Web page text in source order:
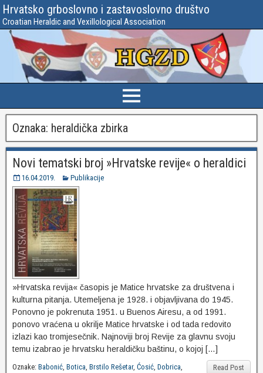
Hrvatsko grboslovno i zastavoslovno društvo
Croatian Heraldic and Vexillological Association
Oznaka: heraldička zbirka
Novi tematski broj »Hrvatske revije« o heraldici
16.04.2019. Publikacije
»Hrvatska revija« časopis je Matice hrvatske za društvena i
kulturna pitanja. Utemeljena je 1928. i objavljivana do 1945.
Ponovno je pokrenuta 1951. u Buenos Airesu, a od 1991.
ponovo vraćena u okrilje Matice hrvatske i od tada redovito
izlazi kao tromjesečnik. Najnoviji broj Revije za glavnu svoju
temu izabrao je hrvatsku heraldičku baštinu, o kojoj […]
Read Post
Oznake: Babonić, Botica, Brstilo Rešetar, Ćosić, Dobrica,